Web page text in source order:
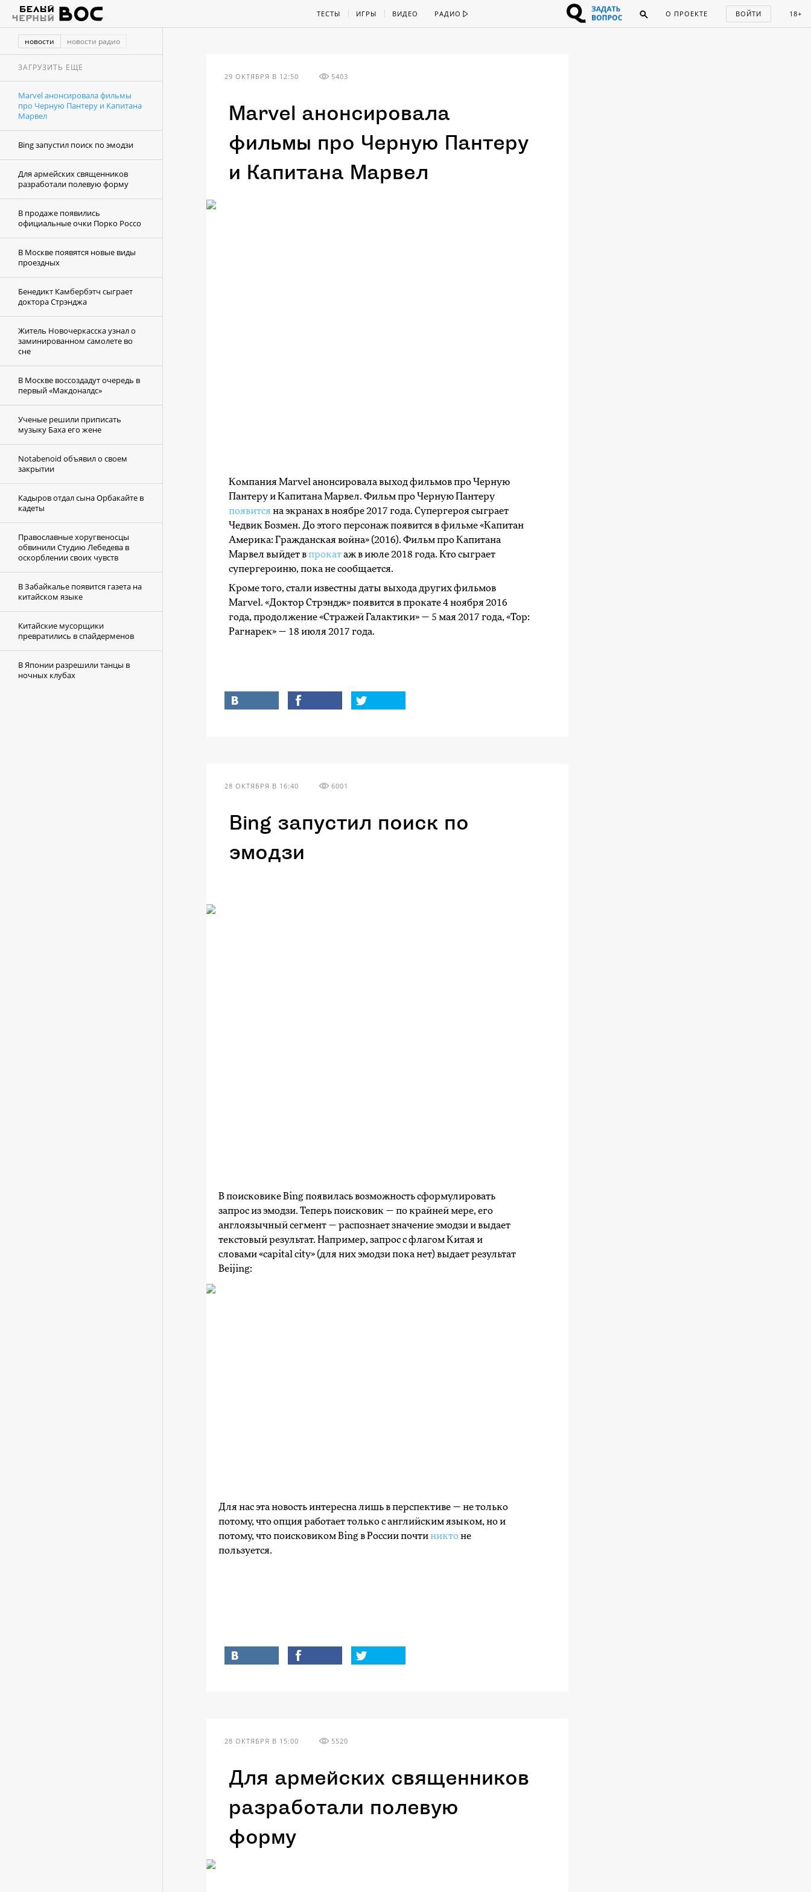
ТЕСТЫ ИГРЫ ВИДЕО РАДИО О ПРОЕКТЕ ВОЙТИ 18+
новости новости радио
ЗАГРУЗИТЬ ЕЩЕ
Marvel анонсировала фильмы
про Черную Пантеру и Капитана
Марвел
Bing запустил поиск по эмодзи
Для армейских священников
разработали полевую форму
В продаже появились
официальные очки Порко Россо
В Москве появятся новые виды
проездных
Бенедикт Камбербэтч сыграет
доктора Стрэнджа
Житель Новочеркасска узнал о
заминированном самолете во
сне
В Москве воссоздадут очередь в
первый «Макдоналдс»
Ученые решили приписать
музыку Баха его жене
Notabenoid объявил о своем
закрытии
Кадыров отдал сына Орбакайте в
кадеты
Православные хоругвеносцы
обвинили Студию Лебедева в
оскорблении своих чувств
В Забайкалье появится газета на
китайском языке
Китайские мусорщики
превратились в спайдерменов
В Японии разрешили танцы в
ночных клубах
29 ОКТЯБРЯ В 12:50 5403
Marvel анонсировала
фильмы про Черную Пантеру
и Капитана Марвел
Компания Marvel анонсировала выход фильмов про Черную
Пантеру и Капитана Марвел. Фильм про Черную Пантеру
появится на экранах в ноябре 2017 года. Супергероя сыграет
Чедвик Бозмен. До этого персонаж появится в фильме «Капитан
Америка: Гражданская война» (2016). Фильм про Капитана
Марвел выйдет впрокатаж в июле 2018 года. Кто сыграет
супергероиню, пока не сообщается.
Кроме того, стали известны даты выхода других фильмов
Marvel. «Доктор Стрэндж» появится в прокате 4 ноября 2016
года, продолжение «Стражей Галактики» — 5 мая 2017 года, «Тор:
Рагнарек» — 18 июля 2017 года.
28 ОКТЯБРЯ В 16:40 6001
Bing запустил поиск по
эмодзи
В поисковике Bing появилась возможность сформулировать
запрос из эмодзи. Теперь поисковик — по крайней мере, его
англоязычный сегмент — распознает значение эмодзи и выдает
текстовый результат. Например, запрос с флагом Китая и
словами «capital city» (для них эмодзи пока нет) выдает результат
Beijing:
Для нас эта новость интересна лишь в перспективе — не только
потому, что опция работает только с английским языком, но и
потому, что поисковиком Bing в России почтиниктоне
пользуется.
28 ОКТЯБРЯ В 15:00 5520
Для армейских священников
разработали полевую
форму